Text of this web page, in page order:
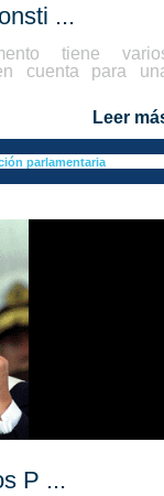
...
tiene
cuenta para
Leer
parlamentaria
P ...